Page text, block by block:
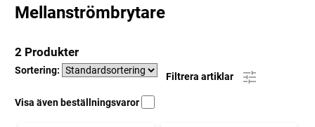
Mellanströmbrytare
2 Produkter
Sortering:
Filtrera artiklar
Visa även beställningsvaror